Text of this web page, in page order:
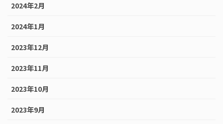
2024年2月
2024年1月
2023年12月
2023年11月
2023年10月
2023年9月